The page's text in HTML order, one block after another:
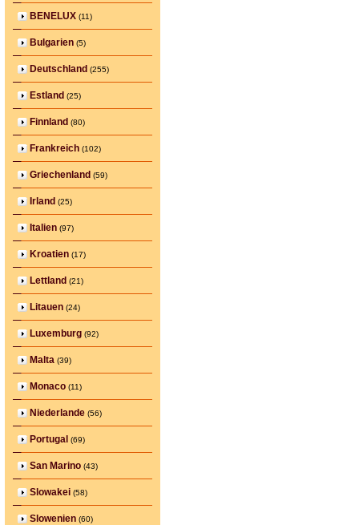
BENELUX (11)
Bulgarien (5)
Deutschland (255)
Estland (25)
Finnland (80)
Frankreich (102)
Griechenland (59)
Irland (25)
Italien (97)
Kroatien (17)
Lettland (21)
Litauen (24)
Luxemburg (92)
Malta (39)
Monaco (11)
Niederlande (56)
Portugal (69)
San Marino (43)
Slowakei (58)
Slowenien (60)